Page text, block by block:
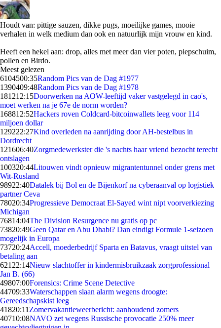
Houdt van: pittige sauzen, dikke pugs, moeilijke games, mooie
verhalen in welk medium dan ook en natuurlijk mijn vrouw en kind.
Heeft een hekel aan: drop, alles met meer dan vier poten, piepschuim,
pollen en Birdo.
Meest gelezen
6104500:35Random Pics van de Dag #1977
1390409:48Random Pics van de Dag #1978
181212:15Doorwerken na AOW-leeftijd vaker vastgelegd in cao's,
moet werken na je 67e de norm worden?
168812:52Hackers roven Coldcard-bitcoinwallets leeg voor 114
miljoen dollar
129222:27Kind overleden na aanrijding door AH-bestelbus in
Dordrecht
121606:40Zorgmedewerkster die 's nachts haar vriend bezocht terecht
ontslagen
100320:44Litouwen vindt opnieuw migrantentunnel onder grens met
Wit-Rusland
98922:40Datalek bij Bol en de Bijenkorf na cyberaanval op logistiek
partner Ceva
78020:34Progressieve Democraat El-Sayed wint nipt voorverkiezing
Michigan
76814:04The Division Resurgence nu gratis op pc
73820:49Geen Qatar en Abu Dhabi? Dan eindigt Formule 1-seizoen
mogelijk in Europa
73720:24Accell, moederbedrijf Sparta en Batavus, vraagt uitstel van
betaling aan
621 22:14Nieuw slachtoffer in kindermisbruikzaak zorgprofessional
Jan B. (66)
49807:00Forensics: Crime Scene Detective
44709:33Waterschappen slaan alarm wegens droogte:
Gereedschapskist leeg
41820:11 Zomervakantieweerbericht: aanhoudend zomers
40710:08NAVO zet wegens Russische provocatie 250% meer